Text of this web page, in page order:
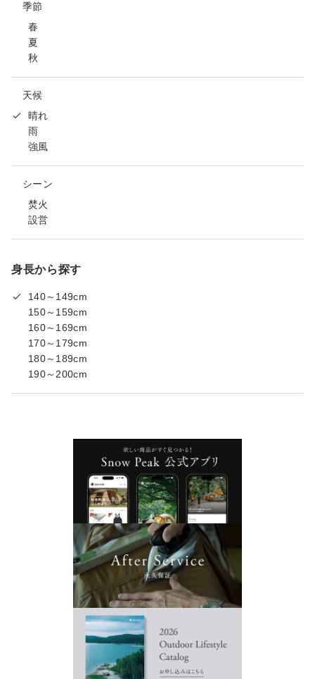
季節
春
夏
秋
天候
晴れ
雨
強風
シーン
焚火
設営
身長から探す
140～149cm
150～159cm
160～169cm
170～179cm
180～189cm
190～200cm